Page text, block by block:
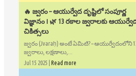
🔥 జ్వరం – ఆయుర్వేద దృష్టిలో సంపూర్ణ
విజ్ఞానం ౹ 🌿 13 రకాల జ్వరాలకు
చికిత్సలు
జ్వరం (Jvaraḥ) అంటే ఏమిటి? – ఆయుర్వేదంలోని
జ్వరాలు, లక్షణాలు,...
Jul 15 2025 | Read more